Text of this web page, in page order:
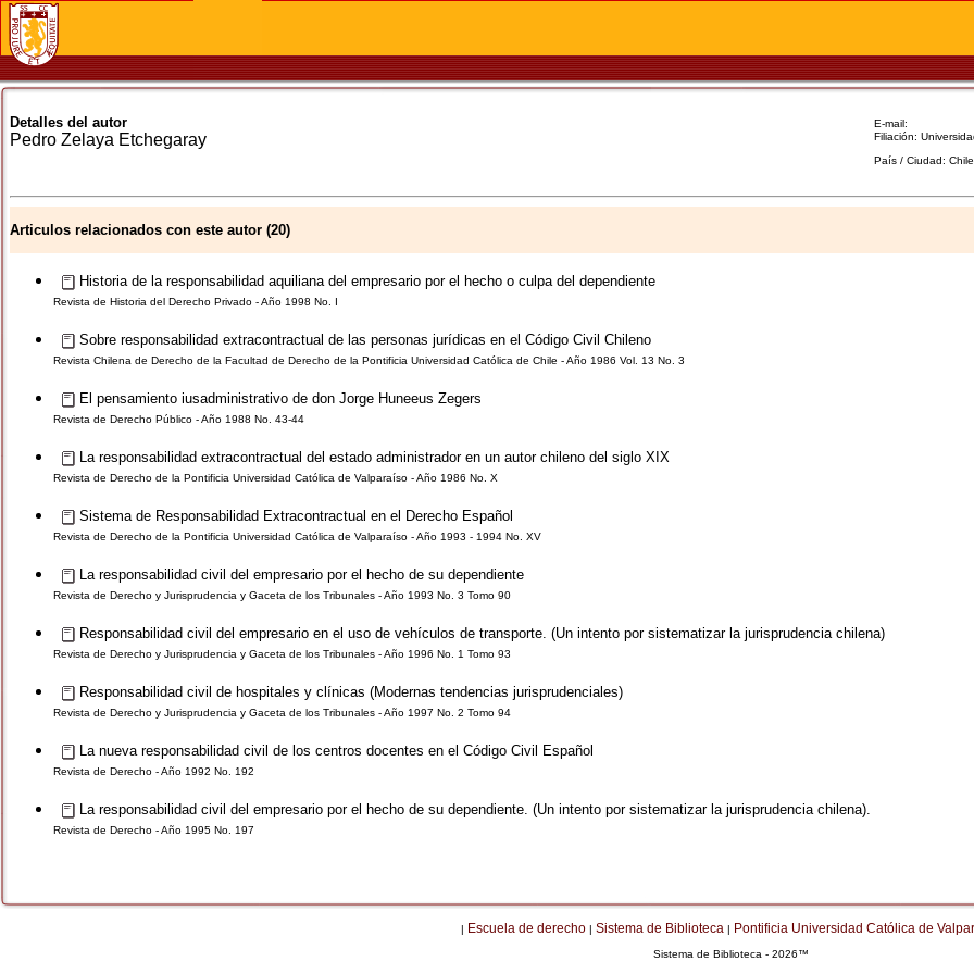
E-mail:
Filiación:
País / Ciudad:
Detalles del autor
Pedro Zelaya Etchegaray
Articulos relacionados con este autor (20)
Historia de la responsabilidad aquiliana del empresario por el hecho o culpa del dependiente
Revista de Historia del Derecho Privado - Año 1998 No. I
Sobre responsabilidad extracontractual de las personas jurídicas en el Código Civil Chileno
Revista Chilena de Derecho de la Facultad de Derecho de la Pontificia Universidad Católica de Chile - Año 1986 Vol. 13 No. 3
El pensamiento iusadministrativo de don Jorge Huneeus Zegers
Revista de Derecho Público - Año 1988 No. 43-44
La responsabilidad extracontractual del estado administrador en un autor chileno del siglo XIX
Revista de Derecho de la Pontificia Universidad Católica de Valparaíso - Año 1986 No. X
Sistema de Responsabilidad Extracontractual en el Derecho Español
Revista de Derecho de la Pontificia Universidad Católica de Valparaíso - Año 1993 - 1994 No. XV
La responsabilidad civil del empresario por el hecho de su dependiente
Revista de Derecho y Jurisprudencia y Gaceta de los Tribunales - Año 1993 No. 3 Tomo 90
Responsabilidad civil del empresario en el uso de vehículos de transporte. (Un intento por sistematizar la jurisprudencia chilena)
Revista de Derecho y Jurisprudencia y Gaceta de los Tribunales - Año 1996 No. 1 Tomo 93
Responsabilidad civil de hospitales y clínicas (Modernas tendencias jurisprudenciales)
Revista de Derecho y Jurisprudencia y Gaceta de los Tribunales - Año 1997 No. 2 Tomo 94
La nueva responsabilidad civil de los centros docentes en el Código Civil Español
Revista de Derecho - Año 1992 No. 192
La responsabilidad civil del empresario por el hecho de su dependiente. (Un intento por sistematizar la jurisprudencia chilena).
Revista de Derecho - Año 1995 No. 197
| Escuela de derecho | Sistema de Biblioteca | Pontificia Universidad Católica de
Sistema de Biblioteca - 2026™